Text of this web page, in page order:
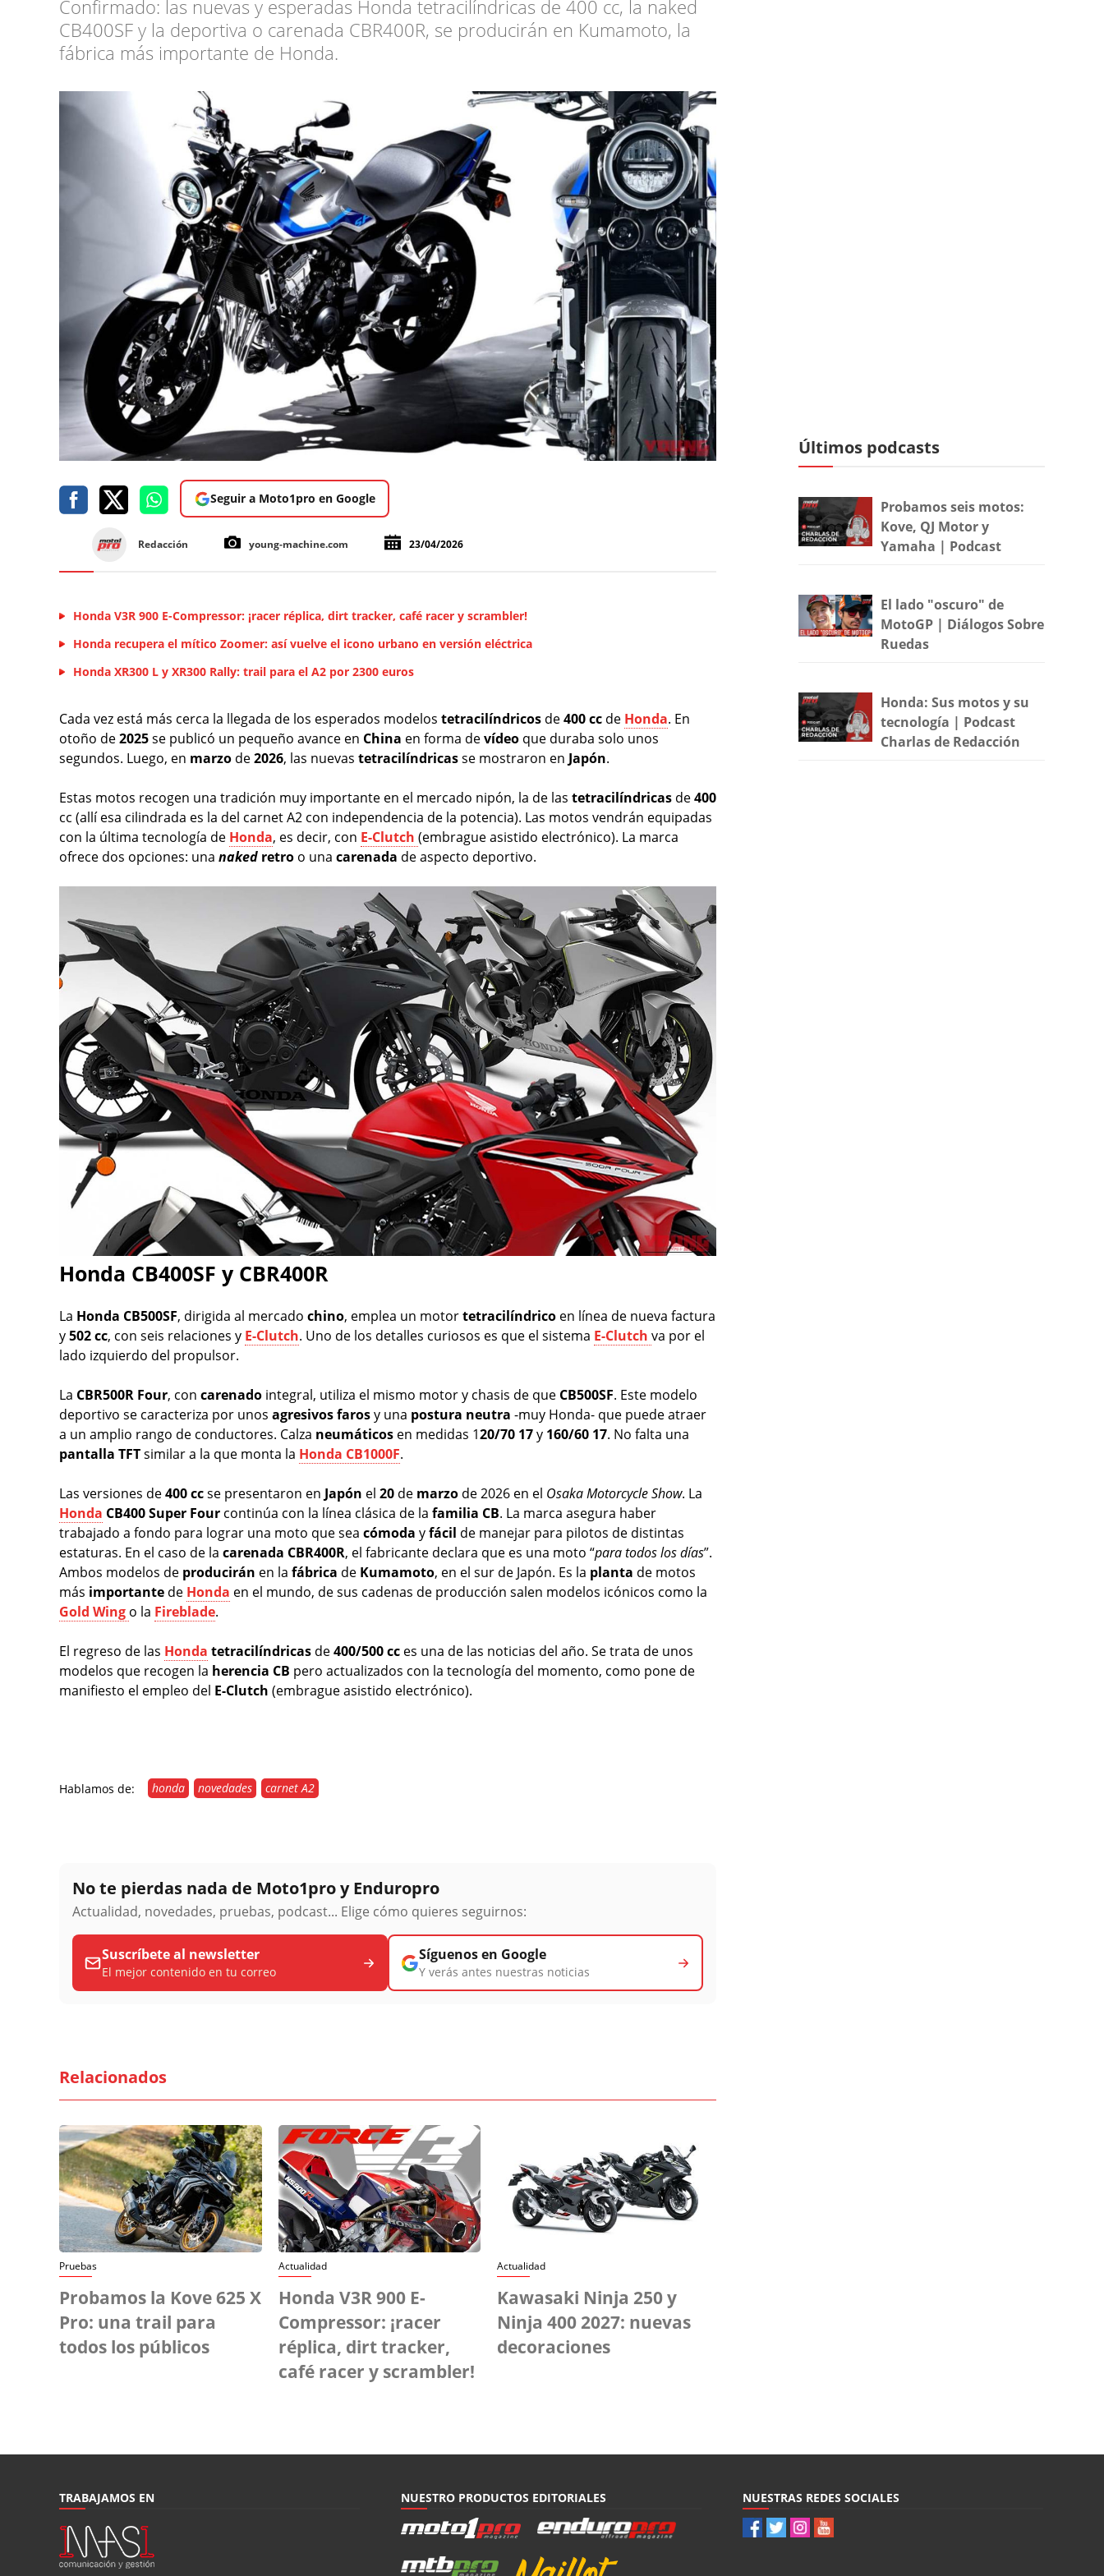
Confirmado: las nuevas y esperadas Honda tetracilíndricas de 400 cc, la naked
CB400SF y la deportiva o carenada CBR400R, se producirán en Kumamoto, la
fábrica más importante de Honda.
Seguir a Moto1pro en Google
Redacción young-machine.com 23/04/2026
Honda V3R 900 E-Compressor: ¡racer réplica, dirt tracker, café racer y scrambler!
Honda recupera el mítico Zoomer: así vuelve el icono urbano en versión eléctrica
Honda XR300 L y XR300 Rally: trail para el A2 por 2300 euros
Cada vez está más cerca la llegada de los esperados modelos tetracilíndricos de400cc de Honda. En
otoño de2025se publicó un pequeño avance en China en forma devídeo que duraba solo unos
segundos. Luego, en marzo de2026, las nuevas tetracilíndricasse mostraron en Japón.
Estas motos recogen una tradición muy importante en el mercado nipón, la de las tetracilíndricas de400
cc (allí esa cilindrada es la del carnet A2 con independencia de la potencia). Las motos vendrán equipadas
con la última tecnología de Honda, es decir, con E-Clutch (embrague asistido electrónico). La marca
ofrece dos opciones: una naked retro o una carenada de aspecto deportivo.
Honda CB400SF y CBR400R
La Honda CB500SF, dirigida al mercado chino, emplea un motortetracilíndrico en línea de nueva factura
y502 cc, con seis relaciones y E-Clutch. Uno de los detalles curiosos es que el sistema E-Clutch va por el
lado izquierdo del propulsor.
La CBR500R Four, con carenado integral, utiliza el mismo motor y chasis de que CB500SF. Este modelo
deportivo se caracteriza por unos agresivosfarosy una postura neutra -muy Honda- que puede atraer
a un amplio rango de conductores. Calza neumáticos en medidas 120/70 17y 160/60 17. No falta una
pantalla TFTsimilar a la que monta la Honda CB1000F.
Las versiones de400 ccse presentaron en Japón el 20 de marzo de 2026 en el Osaka Motorcycle Show. La
Honda CB400 Super Four continúa con la línea clásica de la familia CB. La marca asegura haber
trabajado a fondo para lograr una moto que sea cómoda yfácil de manejar para pilotos de distintas
estaturas. En el caso de la carenada CBR400R, el fabricante declara que es una moto “para todos los días”.
Ambos modelos de producirán en la fábrica de Kumamoto, en el sur de Japón. Es la planta de motos
más importante de Honda en el mundo, de sus cadenas de producción salen modelos icónicos como la
Gold Wing o la Fireblade.
El regreso de las Honda tetracilíndricas de400/500 cc es una de las noticias del año. Se trata de unos
modelos que recogen la herencia CB pero actualizados con la tecnología del momento, como pone de
manifiesto el empleo del E-Clutch (embrague asistido electrónico).
Hablamos de: honda novedades carnet A2
No te pierdas nada de Moto1pro y Enduropro
Actualidad, novedades, pruebas, podcast... Elige cómo quieres seguirnos:
Suscríbete al newsletter
El mejor contenido en tu correo
Síguenos en Google
Y verás antes nuestras noticias
Relacionados
Pruebas
Probamos la Kove 625 X
Pro: una trail para
todos los públicos
Actualidad
Honda V3R 900 E-
Compressor: ¡racer
réplica, dirt tracker,
café racer y scrambler!
Actualidad
Kawasaki Ninja 250 y
Ninja 400 2027: nuevas
decoraciones
Últimos podcasts
Probamos seis motos:
Kove, QJ Motor y
Yamaha | Podcast
El lado "oscuro" de
MotoGP | Diálogos Sobre
Ruedas
Honda: Sus motos y su
tecnología | Podcast
Charlas de Redacción
TRABAJAMOS EN NUESTRO PRODUCTOS EDITORIALES NUESTRAS REDES SOCIALES